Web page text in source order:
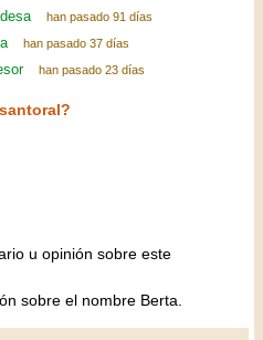
han pasado 91 días
han pasado 37 días
han pasado 23 días
u opinión sobre este
sobre el nombre Berta.